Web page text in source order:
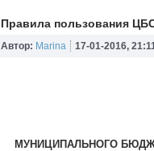
Правила пользования
Автор: Marina 17-01-2016,
МУНИЦИПАЛЬНОГО